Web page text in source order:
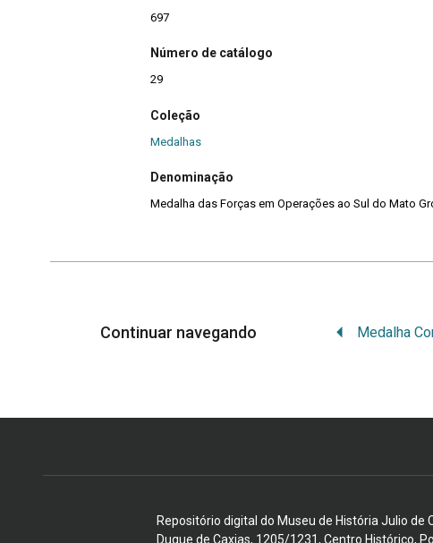
697
Número de catálogo
29
Coleção
Medalhas
Denominação
Medalha das Forças em Operações ao Sul do Mato
Continuar navegando
Repositório digital do Museu de História Julio de
Duque de Caxias, 1205/1231, Centro Histórico,